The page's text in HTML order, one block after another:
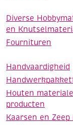
Diverse
en
Fournituren
Handvaardigheid
Houten
producten
Kaarsen en Zeep